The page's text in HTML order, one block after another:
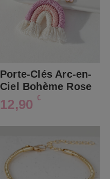
Porte-Clés Arc-en-
Ciel Bohème Rose
12,90 €